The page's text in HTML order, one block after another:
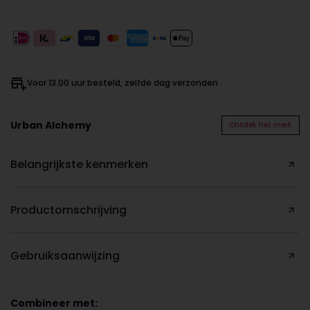
Voor 13.00 uur besteld, zelfde dag verzonden
Urban Alchemy Ontdek het merk
Belangrijkste kenmerken
Productomschrijving
Gebruiksaanwijzing
Combineer met: